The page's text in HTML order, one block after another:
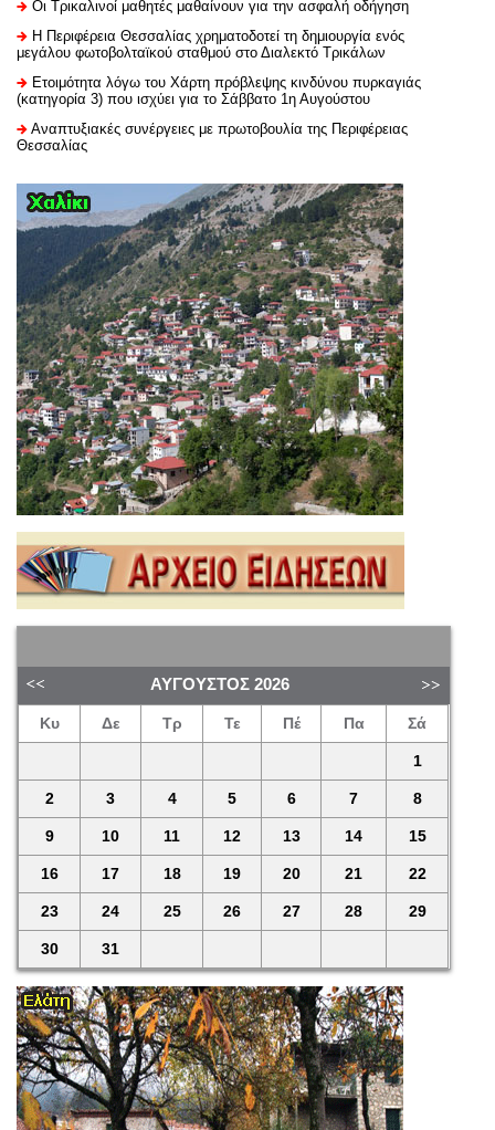
Οι Τρικαλινοί μαθητές μαθαίνουν για την ασφαλή οδήγηση
H Περιφέρεια Θεσσαλίας χρηματοδοτεί τη δημιουργία ενός
μεγάλου φωτοβολταϊκού σταθμού στο Διαλεκτό Τρικάλων
Ετοιμότητα λόγω του Χάρτη πρόβλεψης κινδύνου πυρκαγιάς
(κατηγορία 3) που ισχύει για το Σάββατο 1η Αυγούστου
Αναπτυξιακές συνέργειες με πρωτοβουλία της Περιφέρειας
Θεσσαλίας
ΑΎΓΟΥΣΤΟΣ 2026
Κυ Δε Τρ Τε Πέ Πα Σά
1
2 3 4 5 6 7 8
9 10 11 12 13 14 15
16 17 18 19 20 21 22
23 24 25 26 27 28 29
30 31